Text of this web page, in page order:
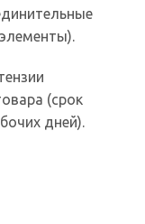
(срок
дней).